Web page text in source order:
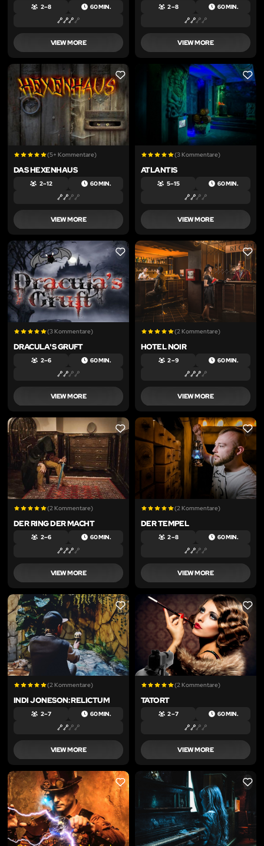
2 – 8 60 MIN.
VIEW MORE
2 – 8 60 MIN.
VIEW MORE
LIKE
(5+ Kommentare)
DAS HEXENHAUS
2 – 12 60 MIN.
VIEW MORE
LIKE
(3 Kommentare)
ATLANTIS
5 – 15 60 MIN.
VIEW MORE
LIKE
(3 Kommentare)
DRACULA'S GRUFT
2 – 6 60 MIN.
VIEW MORE
LIKE
(2 Kommentare)
HOTEL NOIR
2 – 9 60 MIN.
VIEW MORE
LIKE
(2 Kommentare)
DER RING DER MACHT
2 – 6 60 MIN.
VIEW MORE
LIKE
(2 Kommentare)
DER TEMPEL
2 – 8 60 MIN.
VIEW MORE
LIKE
(2 Kommentare)
INDI JONESON: RELICTUM
2 – 7 60 MIN.
VIEW MORE
LIKE
(2 Kommentare)
TATORT
2 – 7 60 MIN.
VIEW MORE
LIKE LIKE